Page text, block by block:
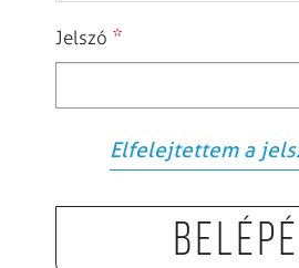
Jelszó *
Elfelejtettem a